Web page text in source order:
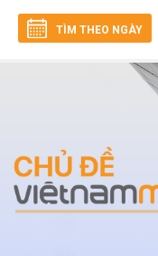
TÌM THEO NGÀY